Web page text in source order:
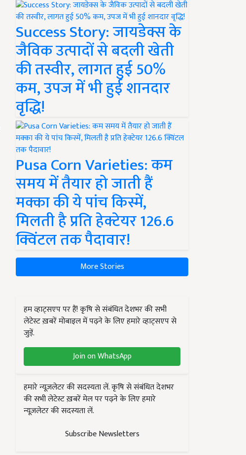
Success Story: जायडेक्स के
जैविक उत्पादों से बदली खेती
की तस्वीर, लागत हुई 50%
कम, उपज में भी हुई शानदार
वृद्धि!
Pusa Corn Varieties: कम
समय में तैयार हो जाती हैं
मक्का की ये पांच किस्में,
मिलती है प्रति हेक्टेयर 126.6
क्विंटल तक पैदावार!
More Stories
हम व्हाट्सएप पर हैं! कृषि से संबंधित देशभर की सभी
लेटेस्ट ख़बरें मोबाइल में पढ़ने के लिए हमारे व्हाट्सएप से
जुड़ें.
Join on WhatsApp
हमारे न्यूज़लेटर की सदस्यता लें. कृषि से संबंधित देशभर
की सभी लेटेस्ट ख़बरें मेल पर पढ़ने के लिए हमारे
न्यूज़लेटर की सदस्यता लें.
Subscribe Newsletters